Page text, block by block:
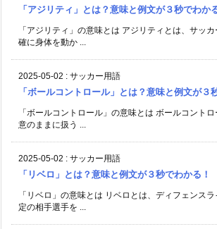
「アジリティ」とは？意味と例文が３秒でわか
「アジリティ」の意味とは アジリティとは、サッ
確に身体を動か ...
2025-05-02 : サッカー用語
「ボールコントロール」とは？意味と例文が３
「ボールコントロール」の意味とは ボールコント
意のままに扱う ...
2025-05-02 : サッカー用語
「リベロ」とは？意味と例文が３秒でわかる！
「リベロ」の意味とは リベロとは、ディフェンス
定の相手選手を ...